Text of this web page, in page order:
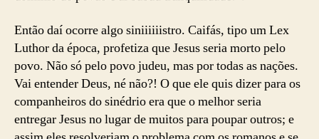
Então daí ocorre algo siniiiiiistro. Caifás, tipo um Lex
Luthor da época, profetiza que Jesus seria morto pelo
povo. Não só pelo povo judeu, mas por todas as nações.
Vai entender Deus, né não?! O que ele quis dizer para os
companheiros do sinédrio era que o melhor seria
entregar Jesus no lugar de muitos para poupar outros; e